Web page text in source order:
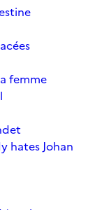
femme
hates Johan